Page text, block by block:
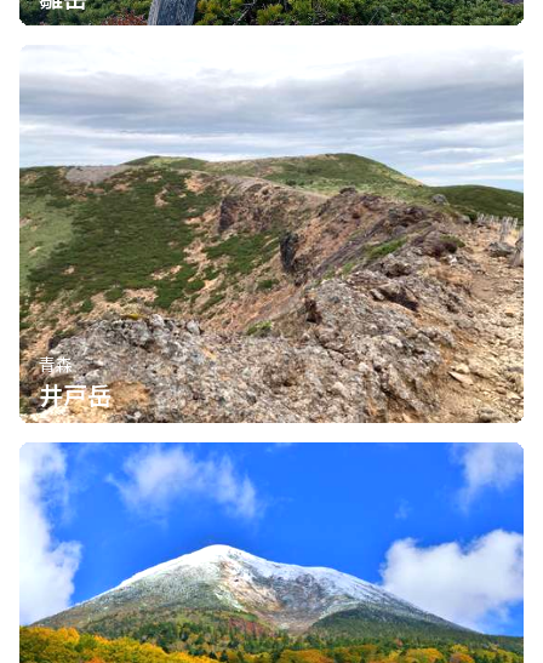
青森
井戸岳